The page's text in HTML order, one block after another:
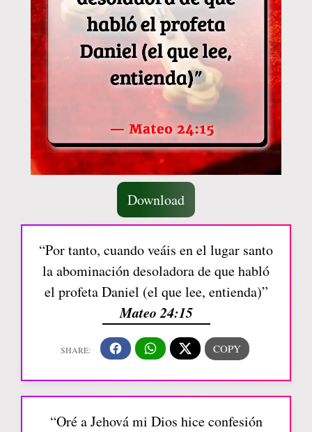
Download
“Por tanto, cuando veáis en el lugar santo
la abominación desoladora de que habló
el profeta Daniel (el que lee, entienda)”
Mateo 24:15
“Oré a Jehová mi Dios hice confesión